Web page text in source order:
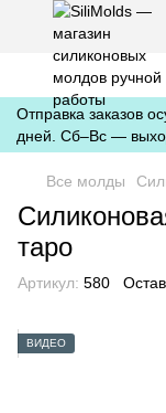
https://
domain-association
Отправка заказов
дней. Сб–Вс —
Все молды
таро
Артикул: 580
ВИДЕО